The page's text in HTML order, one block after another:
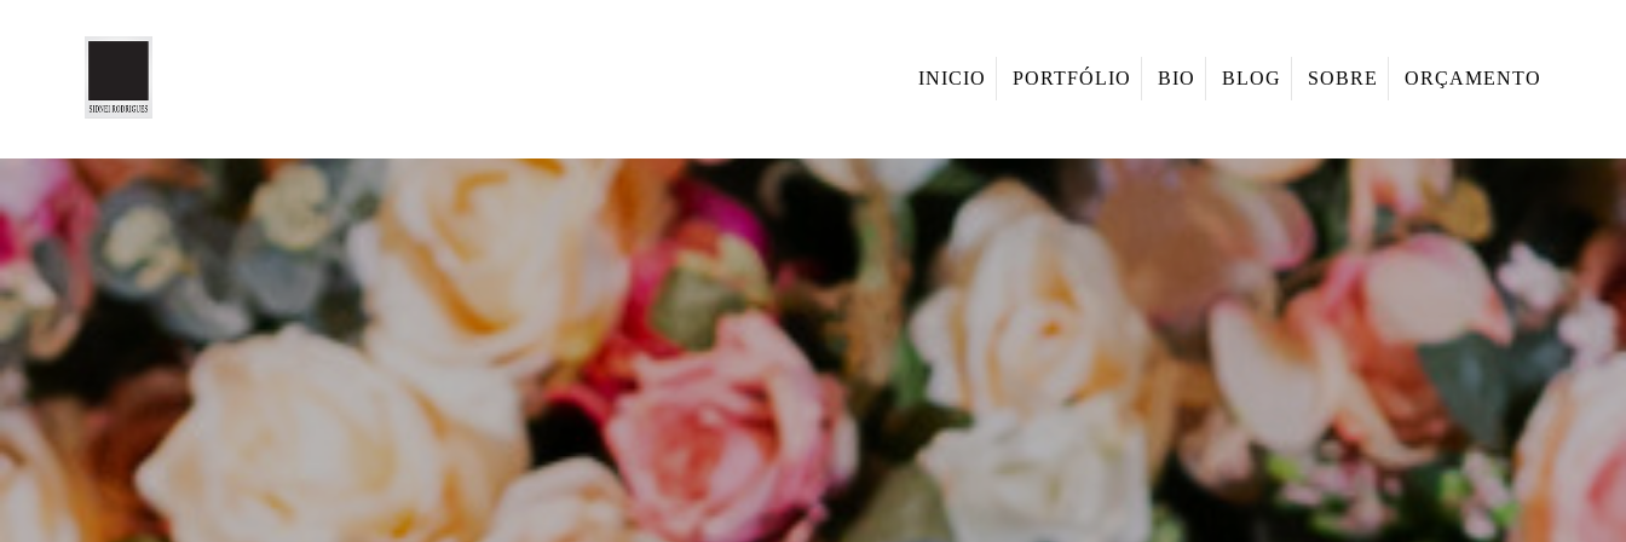
INICIO PORTFÓLIO BIO BLOG SOBRE ORÇAMENTO